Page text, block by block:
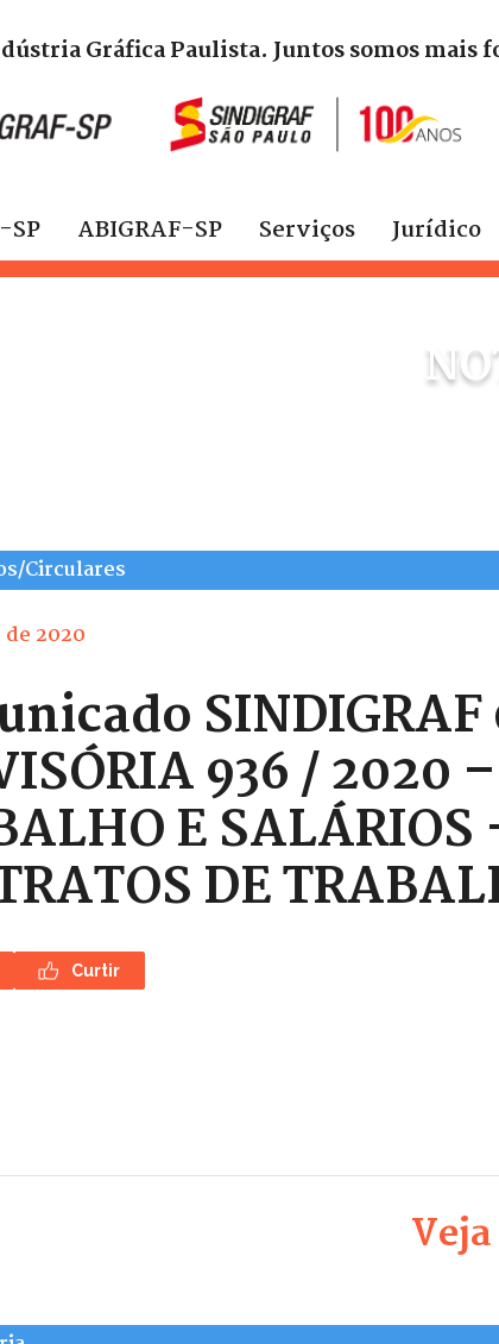
Gráfica Paulista. Juntos somos mais
SP ABIGRAF-SP Serviços Jurídico
Circulares
de 2020
936 / 2020
E SALÁRIOS
DE
Curtir